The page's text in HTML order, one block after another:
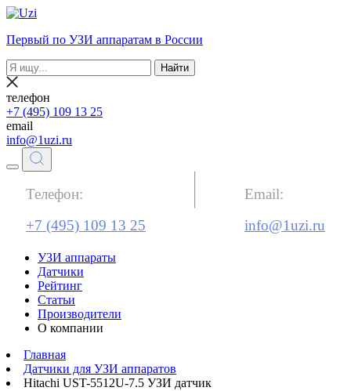
Первый по УЗИ аппаратам в России
Найти
телефон
+7 (495) 109 13 25
email
info@1uzi.ru
Телефон:
+7 (495) 109 13 25
Email:
info@1uzi.ru
УЗИ аппараты
Датчики
Рейтинг
Статьи
Производители
О компании
Главная
Датчики для УЗИ аппаратов
Hitachi UST-5512U-7.5 УЗИ датчик